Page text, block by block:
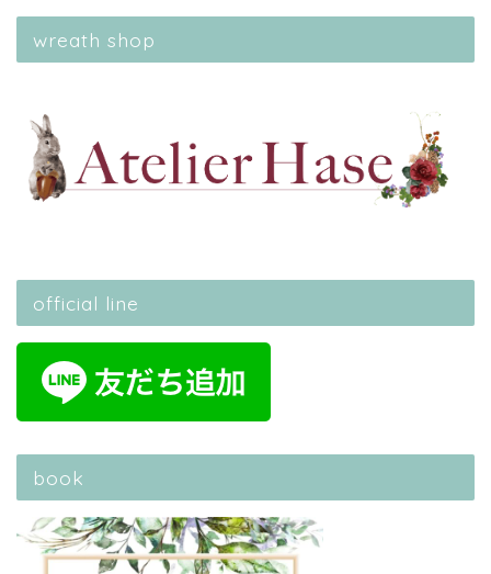
wreath shop
official line
book